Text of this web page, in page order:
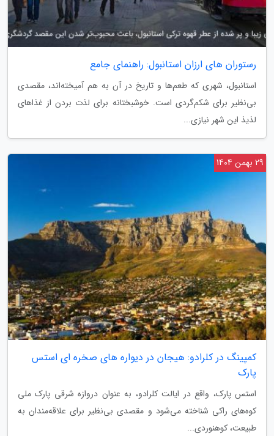
رستوران های ارزان استانبول: راهنمای جامع
استانبول، شهری که طعم‌ها و تاریخ در آن به هم آمیخته‌اند، مقصدی
بی‌نظیر برای شکم‌گردی است. خوشبختانه برای لذت بردن از غذاهای
لذیذ این شهر نیازی...
کمپینگ در کلرادو: هیجان در دیواره های صخره ای استس
پارک
استس پارک، واقع در ایالت کلرادو، به عنوان دروازه شرقی پارک ملی
کوه‌های راکی شناخته می‌شود و مقصدی بی‌نظیر برای علاقه‌مندان به
طبیعت، کوهنوردی...
29 بهمن 1404